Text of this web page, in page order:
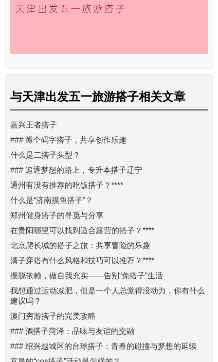
与天津出发五一旅游搭子相关文章
嘉兴王者搭子
### 蹲个码字搭子，共享创作乐趣
什么是二搭子头型？
### 追逐梦想的路上，专升本搭子辽宁
通州有没有推荐的吃饭搭子？****
什么是“济南摸鱼搭子”？
郑州健身搭子的寻觅与分享
在贵阳哪里可以找到适合露营的搭子？****
北京爬长城的搭子之旅：共享冒险的乐趣
清子穿搭有什么风格和技巧可以推荐？****
摆脱依赖，做自我充实——告别“免搭子”生活
我想通过运动减肥，但是一个人总觉得没动力，你有什么
建议吗？
澳门穷游搭子的完美攻略
### 酒搭子菏泽：品味与友谊的交融
### 绍兴越城区的台球搭子：青春的碰撞与梦想的延续